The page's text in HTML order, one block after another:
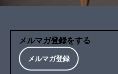
メルマガ登録をする
メルマガ登録